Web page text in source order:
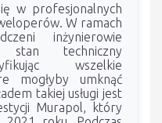
w profesjonalnych
W ramach
inżynierowie
stan techniczny
wszelkie
mogłyby umknąć
takiej usługi jest
Murapol, który